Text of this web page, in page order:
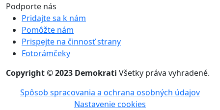
Podporte nás
Pridajte sa k nám
Pomôžte nám
Prispejte na činnosť strany
Fotorámčeky
Copyright © 2023 Demokrati Všetky práva vyhradené.
Spôsob spracovania a ochrana osobných údajov
Nastavenie cookies